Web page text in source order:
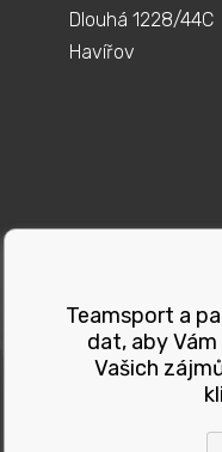
Dlouhá 1228/44C
Havířov
Teamsport a
dat, aby
Vašich